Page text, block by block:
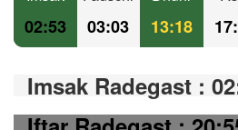
02:53 03:03 13:18
Imsak Radegast :